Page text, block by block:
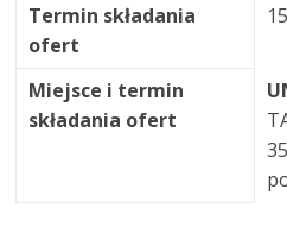
Termin składania
ofert
Miejsce i termin
składania ofert